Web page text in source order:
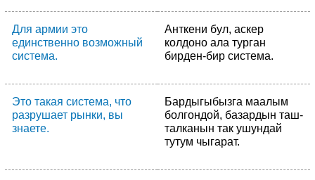
Для армии это
единственно возможный
система.
Анткени бул, аскер
колдоно ала турган
бирден-бир система.
Это такая система, что
разрушает рынки, вы
знаете.
Бардыгыбызга маалым
болгондой, базардын таш-
талканын так ушундай
тутум чыгарат.